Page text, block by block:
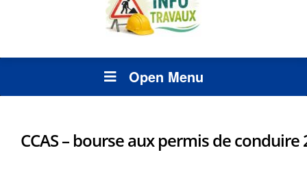
Open Menu
CCAS – bourse aux permis de conduire